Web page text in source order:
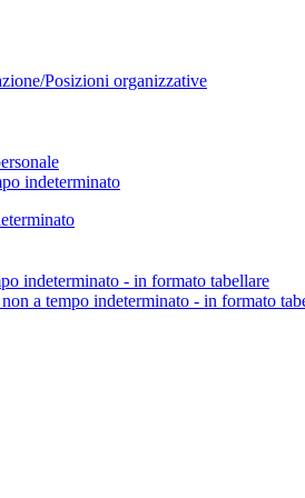
Posizioni organizzative
indeterminato
indeterminato - in formato tabellare
a tempo indeterminato - in formato